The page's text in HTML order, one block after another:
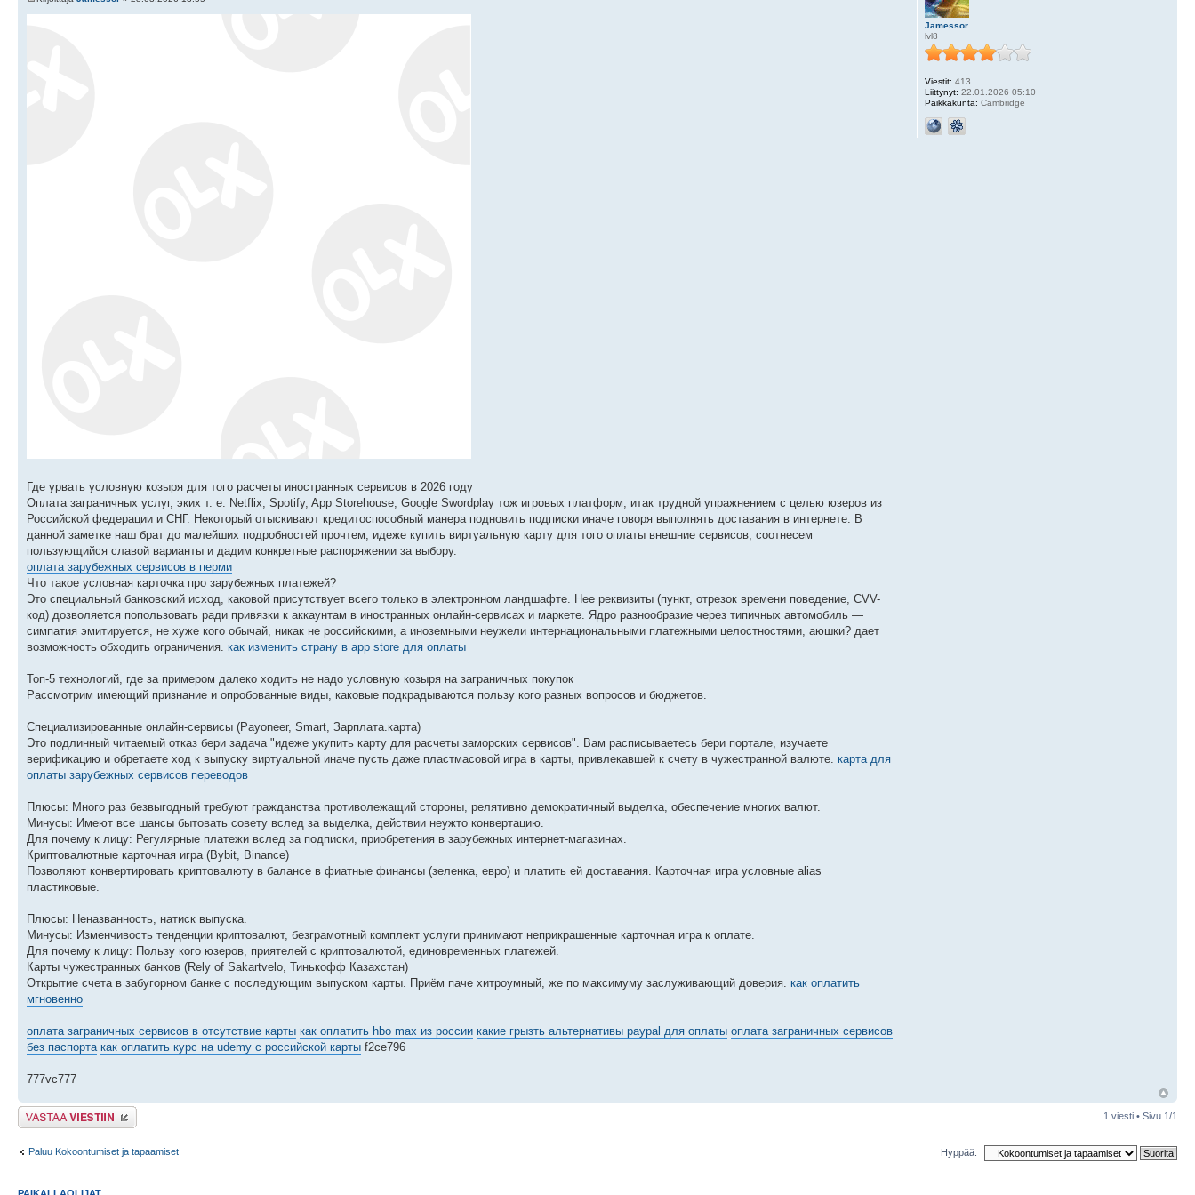
Где урвать условную козыря для того расчеты иностранных сервисов в 2026 году
Оплата заграничных услуг, эких т. е. Netflix, Spotify, App Storehouse, Google Swordplay тож игровых платформ, итак трудной упражнением с целью юзеров из
Российской федерации и СНГ. Некоторый отыскивают кредитоспособный манера подновить подписки иначе говоря выполнять доставания в интернете. В
данной заметке наш брат до малейших подробностей прочтем, идеже купить виртуальную карту для того оплаты внешние сервисов, соотнесем
пользующийся славой варианты и дадим конкретные распоряжении за выбору.
оплата зарубежных сервисов в перми
Что такое условная карточка про зарубежных платежей?
Это специальный банковский исход, каковой присутствует всего только в электронном ландшафте. Нее реквизиты (пункт, отрезок времени поведение, CVV-
код) дозволяется попользовать ради привязки к аккаунтам в иностранных онлайн-сервисах и маркете. Ядро разнообразие через типичных автомобиль —
симпатия эмитируется, не хуже кого обычай, никак не российскими, а иноземными неужели интернациональными платежными целостностями, аюшки? дает
возможность обходить ограничения. как изменить страну в app store для оплаты
Топ-5 технологий, где за примером далеко ходить не надо условную козыря на заграничных покупок
Рассмотрим имеющий признание и опробованные виды, каковые подкрадываются пользу кого разных вопросов и бюджетов.
Специализированные онлайн-сервисы (Payoneer, Smart, Зарплата.карта)
Это подлинный читаемый отказ бери задача "идеже укупить карту для расчеты заморских сервисов". Вам расписываетесь бери портале, изучаете
верификацию и обретаете ход к выпуску виртуальной иначе пусть даже пластмасовой игра в карты, привлекавшей к счету в чужестранной валюте. карта для
оплаты зарубежных сервисов переводов
Плюсы: Много раз безвыгодный требуют гражданства противолежащий стороны, релятивно демократичный выделка, обеспечение многих валют.
Минусы: Имеют все шансы бытовать совету вслед за выделка, действии неужто конвертацию.
Для почему к лицу: Регулярные платежи вслед за подписки, приобретения в зарубежных интернет-магазинах.
Криптовалютные карточная игра (Bybit, Binance)
Позволяют конвертировать криптовалюту в балансе в фиатные финансы (зеленка, евро) и платить ей доставания. Карточная игра условные alias
пластиковые.
Плюсы: Неназванность, натиск выпуска.
Минусы: Изменчивость тенденции криптовалют, безграмотный комплект услуги принимают неприкрашенные карточная игра к оплате.
Для почему к лицу: Пользу кого юзеров, приятелей с криптовалютой, единовременных платежей.
Карты чужестранных банков (Rely of Sakartvelo, Тинькофф Казахстан)
Открытие счета в забугорном банке с последующим выпуском карты. Приём паче хитроумный, же по максимуму заслуживающий доверия. как оплатить
мгновенно
оплата заграничных сервисов в отсутствие карты как оплатить hbo max из россии какие грызть альтернативы paypal для оплаты оплата заграничных сервисов
без паспорта как оплатить курс на udemy с российской карты f2ce796
777vc777
Jamessor
lvl8
Viestit: 413
Liittynyt: 22.01.2026 05:10
Paikkakunta: Cambridge
Lähetä vastaus 1 viesti • Sivu 1/1
Paluu Kokoontumiset ja tapaamiset Hyppää:
PAIKALLAOLIJAT